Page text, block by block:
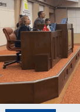
YAŞAM
DÜNYA
GENEL
GÜNCEL